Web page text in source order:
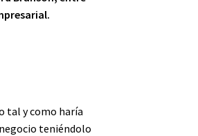
tal y como haría
teniéndolo